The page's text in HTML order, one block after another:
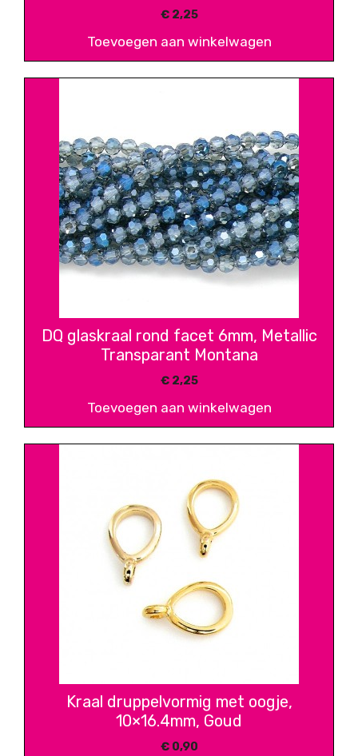
€2,25
Toevoegen aan winkelwagen
DQ glaskraal rond facet 6mm, Metallic
Transparant Montana
€2,25
Toevoegen aan winkelwagen
Kraal druppelvormig met oogje,
10×16.4mm, Goud
€0,90